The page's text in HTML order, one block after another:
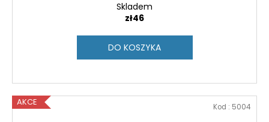
Skladem
zł46
DO KOSZYKA
AKCE Kod : 5004